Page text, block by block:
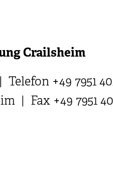
Crailsheim
+49 7951
| Fax +49 7951